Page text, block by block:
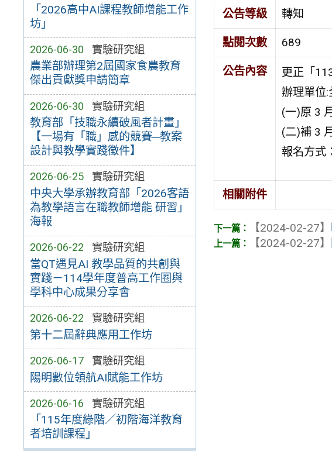
「2026高中AI課程教師增能工作
坊」
2026-06-30 實驗研究組
農業部辦理第2屆國家食農教育
傑出貢獻獎申請簡章
2026-06-30 實驗研究組
教育部「技職永續破風者計畫」
【一場有「職」感的競賽─教案
設計與教學實踐徵件】
2026-06-25 實驗研究組
中央大學承辦教育部「2026客語
為教學語言在職教師增能 研習」
海報
2026-06-22 實驗研究組
當QT遇見AI 教學品質的共創與
實踐－114學年度普高工作圈與
學科中心成果分享會
2026-06-22 實驗研究組
第十二屆辭典應用工作坊
2026-06-17 實驗研究組
陽明數位領航AI賦能工作坊
2026-06-16 實驗研究組
「115年度綠階／初階海洋教育
者培訓課程」
公告等級 轉知
點閱次數 689
公告內容
更正「
辦理單位
(一)原 3
(二)補 3
報名方式
相關附件
【2024-02-27】
【2024-02-27】